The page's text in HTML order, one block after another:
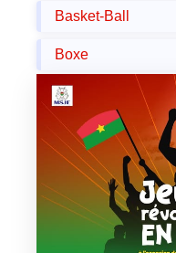
Basket-Ball
Boxe